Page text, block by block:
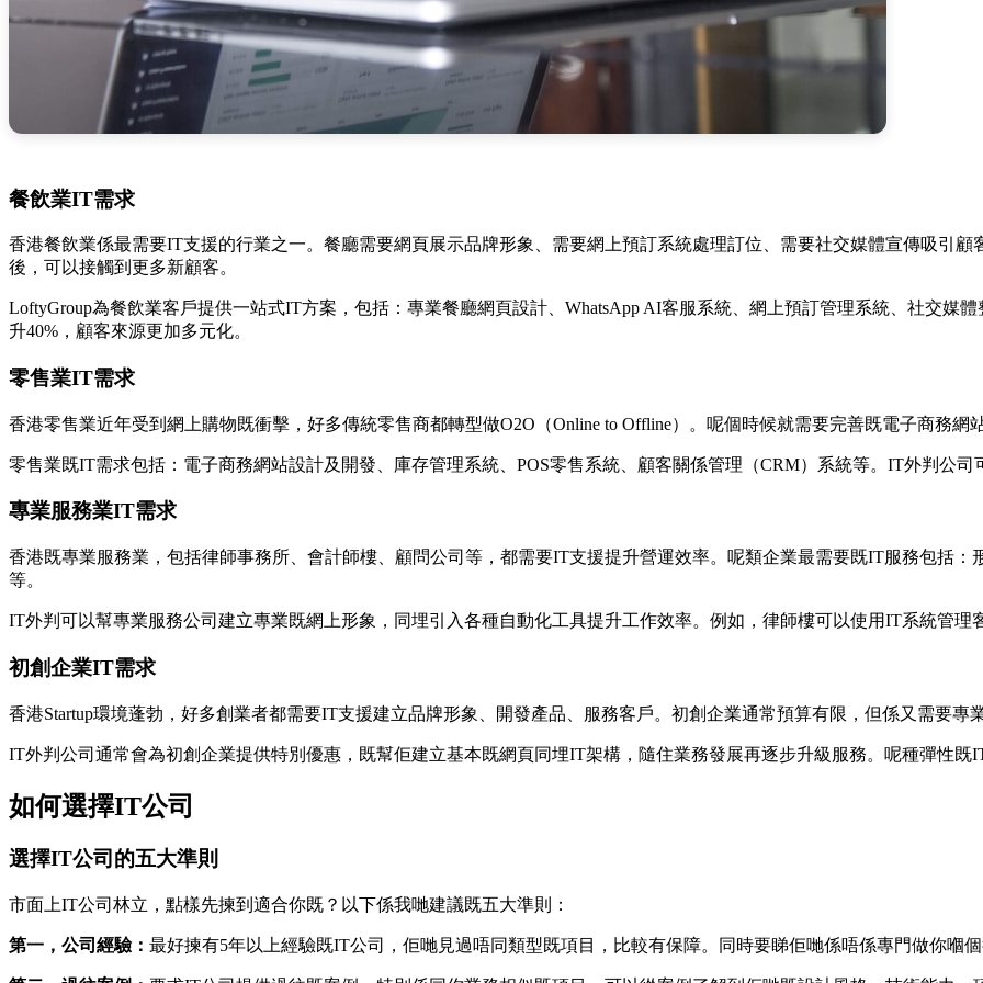
餐飲業IT需求
香港餐飲業係最需要IT支援的行業之一。餐廳需要網頁展示品牌形象、需要網上預訂系統處理訂位、需要社交媒體宣傳吸引
後，可以接觸到更多新顧客。
LoftyGroup為餐飲業客戶提供一站式IT方案，包括：專業餐廳網頁設計、WhatsApp AI客服系統、網上預訂管理系統、社交媒
升40%，顧客來源更加多元化。
零售業IT需求
香港零售業近年受到網上購物既衝擊，好多傳統零售商都轉型做O2O（Online to Offline）。呢個時候就需要完善既電子商務網
零售業既IT需求包括：電子商務網站設計及開發、庫存管理系統、POS零售系統、顧客關係管理（CRM）系統等。IT外判公
專業服務業IT需求
香港既專業服務業，包括律師事務所、會計師樓、顧問公司等，都需要IT支援提升營運效率。呢類企業最需要既IT服務包括
等。
IT外判可以幫專業服務公司建立專業既網上形象，同埋引入各種自動化工具提升工作效率。例如，律師樓可以使用IT系統管理
初創企業IT需求
香港Startup環境蓬勃，好多創業者都需要IT支援建立品牌形象、開發產品、服務客戶。初創企業通常預算有限，但係又需要專
IT外判公司通常會為初創企業提供特別優惠，既幫佢建立基本既網頁同埋IT架構，隨住業務發展再逐步升級服務。呢種彈性既
如何選擇IT公司
選擇IT公司的五大準則
市面上IT公司林立，點樣先揀到適合你既？以下係我哋建議既五大準則：
第一，公司經驗： 最好揀有5年以上經驗既IT公司，佢哋見過唔同類型既項目，比較有保障。同時要睇佢哋係唔係專門做你嗰